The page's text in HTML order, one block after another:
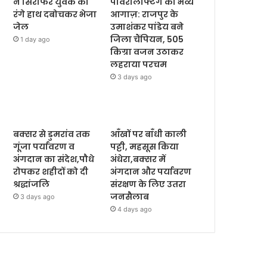
रंगे हाथ दबोचकर भेजा
जेल
1 day ago
आगाज़: राजपुर के
उमाशंकर पांडेय बने
जिला चैंपियन, 505
किग्रा वजन उठाकर
लहराया परचम
3 days ago
बक्सर से डुमरांव तक
गूंजा पर्यावरण व
अंगदान का संदेश,पौधे
रोपकर शहीदों को दी
श्रद्धांजलि
3 days ago
आँखों पर बाँधी काली
पट्टी, महसूस किया
अंधेरा,बक्सर में
अंगदान और पर्यावरण
संरक्षण के लिए उतरा
जनसैलाब
4 days ago